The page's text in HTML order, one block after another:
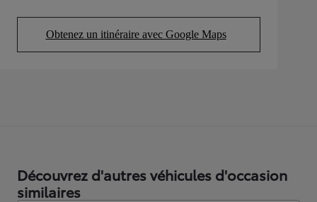
Obtenez un itinéraire avec Google Maps
(Opens in new tab)
Découvrez d'autres véhicules d'occasion
similaires